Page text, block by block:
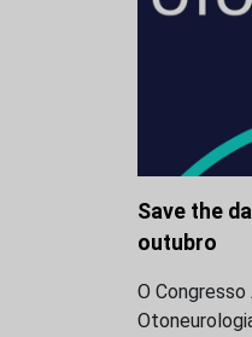
Save the
outubro
O